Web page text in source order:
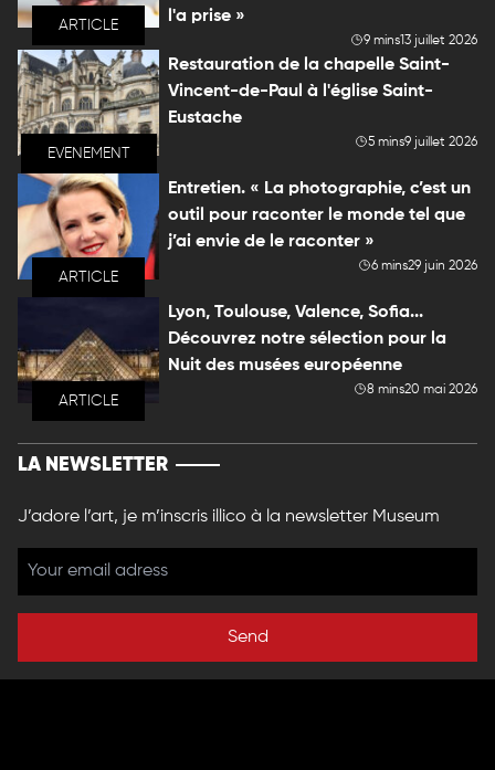
ARTICLE
l'a prise »
9 mins13 juillet 2026
EVENEMENT
Restauration de la chapelle Saint-
Vincent-de-Paul à l'église Saint-
Eustache
5 mins9 juillet 2026
ARTICLE
Entretien. « La photographie, c’est un
outil pour raconter le monde tel que
j’ai envie de le raconter »
6 mins29 juin 2026
ARTICLE
Lyon, Toulouse, Valence, Sofia...
Découvrez notre sélection pour la
Nuit des musées européenne
8 mins20 mai 2026
LA NEWSLETTER
J’adore l’art, je m’inscris illico à la newsletter Museum
Send